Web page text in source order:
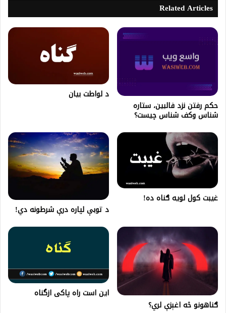
Related Articles
حكم رفتن نزد فالبين، ستاره
شناس وكف شناس چیست؟
د لواطت بیان
غيبت كول لویه ګناه ده!
د توبې لپاره درې شرطونه دي!
ګناهونو څه اغېزې لري؟
این است راه پاکی ازگناه